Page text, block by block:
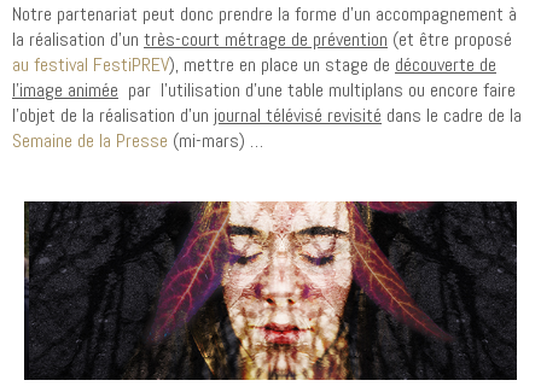
Notre partenariat peut donc prendre la forme d’un accompagnement à
la réalisation d’un très-court métrage de prévention (et être proposé
au festival FestiPREV), mettre en place un stage de découverte de
l’image animée par l’utilisation d’une table multiplans ou encore faire
l’objet de la réalisation d’un journal télévisé revisité dans le cadre de la
Semaine de la Presse (mi-mars) …